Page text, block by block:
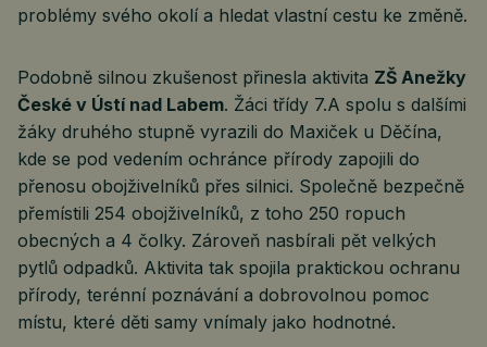
problémy svého okolí a hledat vlastní cestu ke změně.
Podobně silnou zkušenost přinesla aktivita ZŠ Anežky
České v Ústí nad Labem. Žáci třídy 7.A spolu s dalšími
žáky druhého stupně vyrazili do Maxiček u Děčína,
kde se pod vedením ochránce přírody zapojili do
přenosu obojživelníků přes silnici. Společně bezpečně
přemístili 254 obojživelníků, z toho 250 ropuch
obecných a 4 čolky. Zároveň nasbírali pět velkých
pytlů odpadků. Aktivita tak spojila praktickou ochranu
přírody, terénní poznávání a dobrovolnou pomoc
místu, které děti samy vnímaly jako hodnotné.